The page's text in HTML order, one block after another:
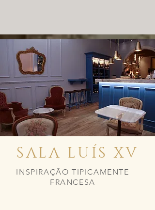
SALA LUÍS XV
INSPIRAÇÃO TIPICAMENTE
FRANCESA